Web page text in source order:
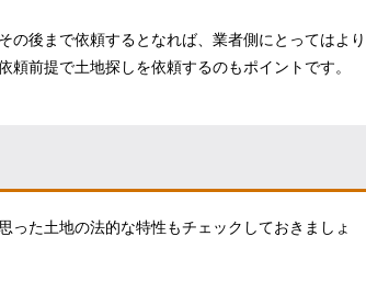
の後まで依頼するとなれば、業者側にとってはより
前提で土地探しを依頼するのもポイントです。
った土地の法的な特性もチェックしておきましょ